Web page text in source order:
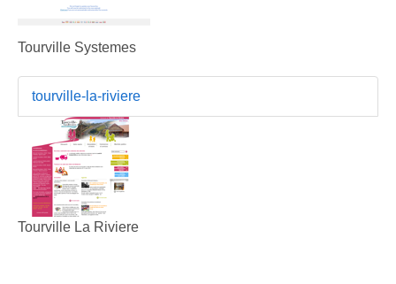
Tourville Systemes
tourville-la-riviere
Tourville La Riviere